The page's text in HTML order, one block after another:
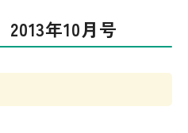
2013年10月号